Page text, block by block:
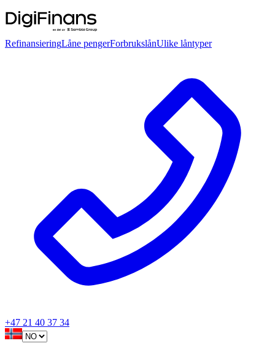
RefinansieringLåne pengerForbrukslånUlike låntyper
+47 21 40 37 34